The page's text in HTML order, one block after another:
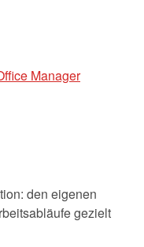
Manager
den eigenen
gezielt